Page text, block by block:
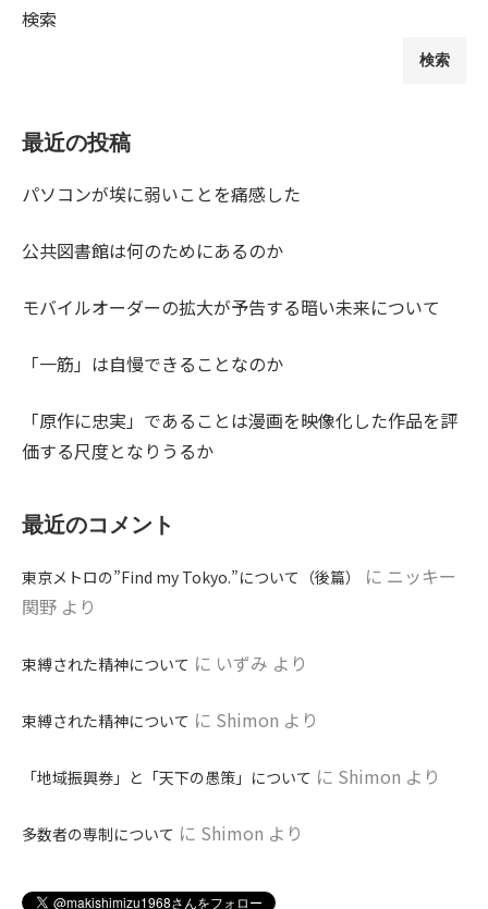
検索
検索
最近の投稿
パソコンが埃に弱いことを痛感した
公共図書館は何のためにあるのか
モバイルオーダーの拡大が予告する暗い未来について
「一筋」は自慢できることなのか
「原作に忠実」であることは漫画を映像化した作品を評
価する尺度となりうるか
最近のコメント
東京メトロの”Find my Tokyo.”について（後篇） に ニッキー
関野 より
束縛された精神について に いずみ より
束縛された精神について に Shimon より
「地域振興券」と「天下の愚策」について に Shimon より
多数者の専制について に Shimon より